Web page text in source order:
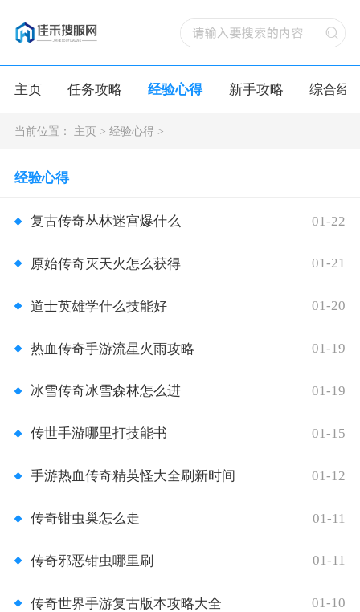
主页 任务攻略 经验心得 新手攻略 综合经
当前位置： 主页> 经验心得>
经验心得
复古传奇丛林迷宫爆什么 01-22
原始传奇灭天火怎么获得 01-21
道士英雄学什么技能好 01-20
热血传奇手游流星火雨攻略 01-19
冰雪传奇冰雪森林怎么进 01-19
传世手游哪里打技能书 01-15
手游热血传奇精英怪大全刷新时间 01-12
传奇钳虫巢怎么走 01-11
传奇邪恶钳虫哪里刷 01-11
传奇世界手游复古版本攻略大全 01-10